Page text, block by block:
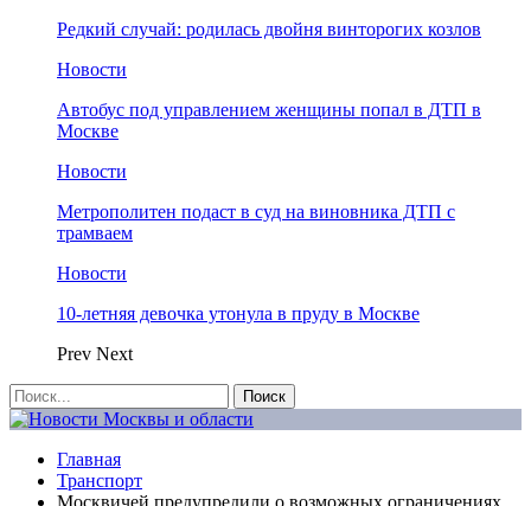
Редкий случай: родилась двойня винторогих козлов
Новости
Автобус под управлением женщины попал в ДТП в
Москве
Новости
Метрополитен подаст в суд на виновника ДТП с
трамваем
Новости
10-летняя девочка утонула в пруду в Москве
Prev Next
Главная
Транспорт
Москвичей предупредили о возможных ограничениях